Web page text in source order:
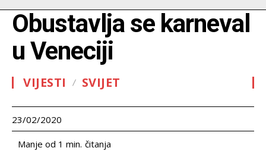
Obustavlja se karneval
u Veneciji
VIJESTI SVIJET
23/02/2020
Manje od 1 min. čitanja